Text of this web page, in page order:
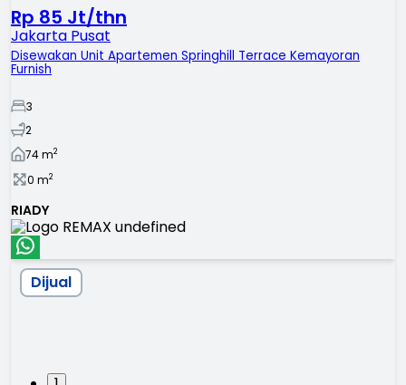
Rp 85 Jt/thn
Jakarta Pusat
Disewakan Unit Apartemen Springhill Terrace Kemayoran
Furnish
3
2
74m2
0 m2
RIADY
Dijual